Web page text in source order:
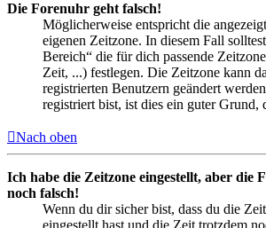
Die Forenuhr geht falsch!
Möglicherweise entspricht die
eigenen Zeitzone. In diesem Fall
Bereich“ die für dich passende
Zeit, ...) festlegen. Die Zeitzone kann
registrierten Benutzern geändert
registriert bist, ist dies ein guter Grund,
Nach oben
Ich habe die Zeitzone eingestellt, aber die
noch falsch!
Wenn du dir sicher bist, dass du die